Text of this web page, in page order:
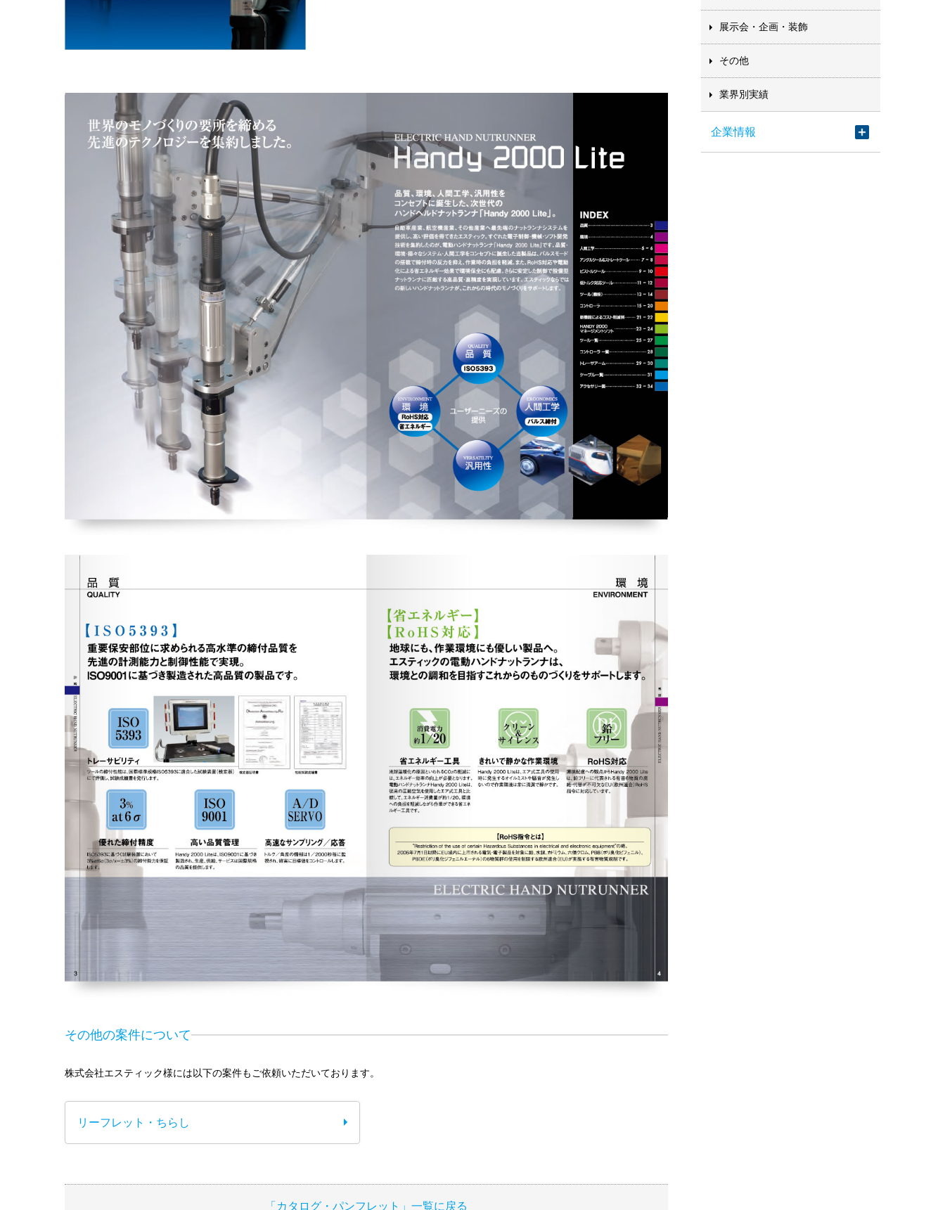
その他の案件について
株式会社エスティック様には以下の案件もご依頼いただいております。
リーフレット・ちらし
「カタログ・パンフレット」一覧に戻る
展示会・企画・装飾
その他
業界別実績
企業情報